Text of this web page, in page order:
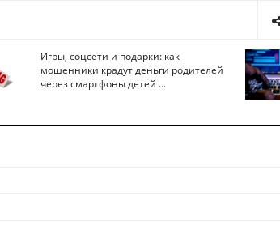
Игры, соцсети и подарки: как
мошенники крадут деньги родителей
через смартфоны детей ...